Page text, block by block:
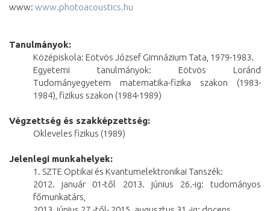
www: www.photoacoustics.hu
Tanulmányok:
Középiskola: Eötvös József Gimnázium Tata, 1979-1983.
Egyetemi tanulmányok: Eötvös Loránd
Tudományegyetem matematika-fizika szakon (1983-
1984), fizikus szakon (1984-1989)
Végzettség és szakképzettség:
Okleveles fizikus (1989)
Jelenlegi munkahelyek:
1. SZTE Optikai és Kvantumelektronikai Tanszék:
2012. január 01-től 2013. június 26.-ig: tudományos
főmunkatárs,